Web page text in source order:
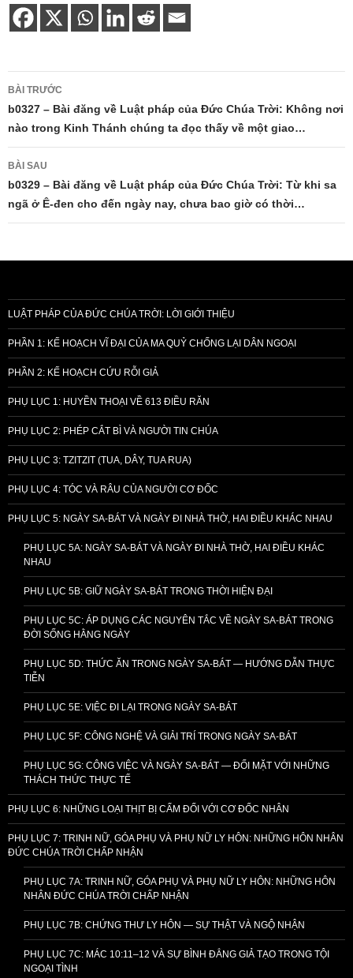
Điều
hướng
bài
viết
BÀI TRƯỚC
b0327 – Bài đăng về Luật pháp của Đức Chúa Trời: Không nơi
nào trong Kinh Thánh chúng ta đọc thấy về một giao…
BÀI SAU
b0329 – Bài đăng về Luật pháp của Đức Chúa Trời: Từ khi sa
ngã ở Ê-đen cho đến ngày nay, chưa bao giờ có thời…
LUẬT PHÁP CỦA ĐỨC CHÚA TRỜI: LỜI GIỚI THIỆU
PHẦN 1: KẾ HOẠCH VĨ ĐẠI CỦA MA QUỶ CHỐNG LẠI DÂN NGOẠI
PHẦN 2: KẾ HOẠCH CỨU RỖI GIẢ
PHỤ LỤC 1: HUYỀN THOẠI VỀ 613 ĐIỀU RĂN
PHỤ LỤC 2: PHÉP CẮT BÌ VÀ NGƯỜI TIN CHÚA
PHỤ LỤC 3: TZITZIT (TUA, DÂY, TUA RUA)
PHỤ LỤC 4: TÓC VÀ RÂU CỦA NGƯỜI CƠ ĐỐC
PHỤ LỤC 5: NGÀY SA-BÁT VÀ NGÀY ĐI NHÀ THỜ, HAI ĐIỀU KHÁC NHAU
PHỤ LỤC 5A: NGÀY SA-BÁT VÀ NGÀY ĐI NHÀ THỜ, HAI ĐIỀU KHÁC
NHAU
PHỤ LỤC 5B: GIỮ NGÀY SA-BÁT TRONG THỜI HIỆN ĐẠI
PHỤ LỤC 5C: ÁP DỤNG CÁC NGUYÊN TẮC VỀ NGÀY SA-BÁT TRONG
ĐỜI SỐNG HẰNG NGÀY
PHỤ LỤC 5D: THỨC ĂN TRONG NGÀY SA-BÁT — HƯỚNG DẪN THỰC
TIỄN
PHỤ LỤC 5E: VIỆC ĐI LẠI TRONG NGÀY SA-BÁT
PHỤ LỤC 5F: CÔNG NGHỆ VÀ GIẢI TRÍ TRONG NGÀY SA-BÁT
PHỤ LỤC 5G: CÔNG VIỆC VÀ NGÀY SA-BÁT — ĐỐI MẶT VỚI NHỮNG
THÁCH THỨC THỰC TẾ
PHỤ LỤC 6: NHỮNG LOẠI THỊT BỊ CẤM ĐỐI VỚI CƠ ĐỐC NHÂN
PHỤ LỤC 7: TRINH NỮ, GÓA PHỤ VÀ PHỤ NỮ LY HÔN: NHỮNG HÔN NHÂN
ĐỨC CHÚA TRỜI CHẤP NHẬN
PHỤ LỤC 7A: TRINH NỮ, GÓA PHỤ VÀ PHỤ NỮ LY HÔN: NHỮNG HÔN
NHÂN ĐỨC CHÚA TRỜI CHẤP NHẬN
PHỤ LỤC 7B: CHỨNG THƯ LY HÔN — SỰ THẬT VÀ NGỘ NHẬN
PHỤ LỤC 7C: MÁC 10:11–12 VÀ SỰ BÌNH ĐẲNG GIẢ TẠO TRONG TỘI
NGOẠI TÌNH